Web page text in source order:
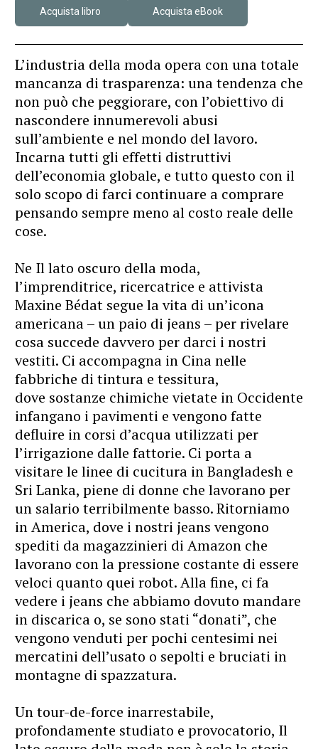
Acquista libro Acquista eBook
L’industria della moda opera con una totale
mancanza di trasparenza: una tendenza che
non può che peggiorare, con l’obiettivo di
nascondere innumerevoli abusi
sull’ambiente e nel mondo del lavoro.
Incarna tutti gli effetti distruttivi
dell’economia globale, e tutto questo con il
solo scopo di farci continuare a comprare
pensando sempre meno al costo reale delle
cose.
Ne Il lato oscuro della moda,
l’imprenditrice, ricercatrice e attivista
Maxine Bédat segue la vita di un’icona
americana – un paio di jeans – per rivelare
cosa succede davvero per darci i nostri
vestiti. Ci accompagna in Cina nelle
fabbriche di tintura e tessitura,
dove sostanze chimiche vietate in Occidente
infangano i pavimenti e vengono fatte
defluire in corsi d’acqua utilizzati per
l’irrigazione dalle fattorie. Ci porta a
visitare le linee di cucitura in Bangladesh e
Sri Lanka, piene di donne che lavorano per
un salario terribilmente basso. Ritorniamo
in America, dove i nostri jeans vengono
spediti da magazzinieri di Amazon che
lavorano con la pressione costante di essere
veloci quanto quei robot. Alla fine, ci fa
vedere i jeans che abbiamo dovuto mandare
in discarica o, se sono stati “donati”, che
vengono venduti per pochi centesimi nei
mercatini dell’usato o sepolti e bruciati in
montagne di spazzatura.
Un tour-de-force inarrestabile,
profondamente studiato e provocatorio, Il